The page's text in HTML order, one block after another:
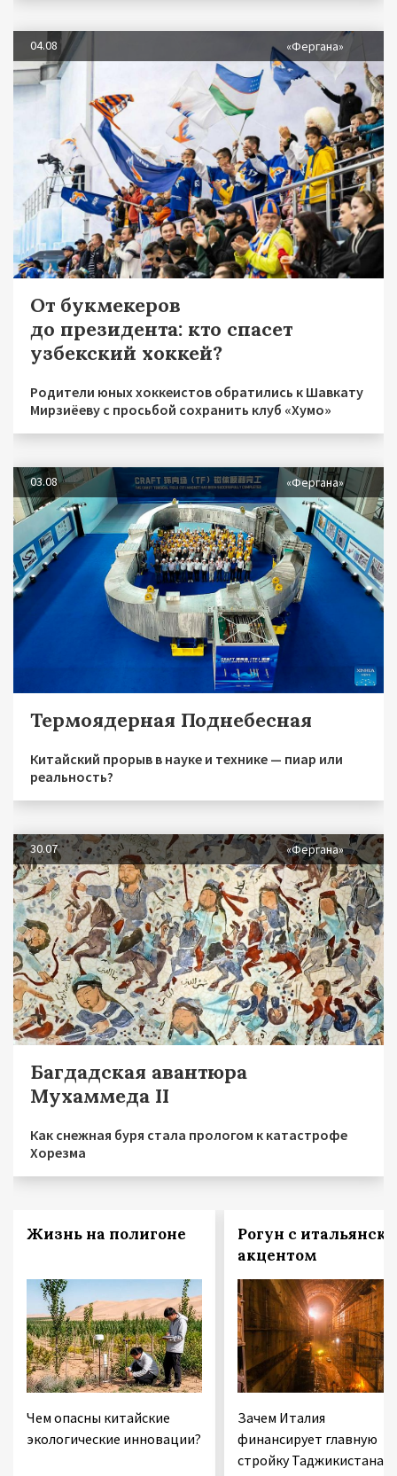
04.08 «Фергана»
От букмекеров
до президента: кто спасет
узбекский хоккей?
Родители юных хоккеистов обратились к Шавкату
Мирзиёеву с просьбой сохранить клуб «Хумо»
03.08 «Фергана»
Термоядерная Поднебесная
Китайский прорыв в науке и технике — пиар или
реальность?
30.07 «Фергана»
Багдадская авантюра
Мухаммеда II
Как снежная буря стала прологом к катастрофе
Хорезма
Жизнь на полигоне
Чем опасны китайские
экологические инновации?
Рогун с
акцентом
Зачем Италия
финансирует главную
стройку Таджикистана —